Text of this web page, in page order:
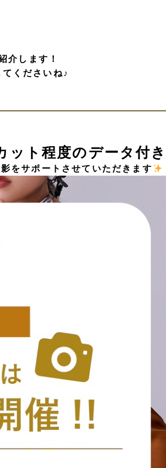
介します！
くださいね♪
ット程度のデータ付き
をサポートさせていただきます